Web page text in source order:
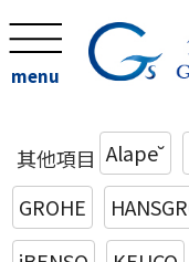
menu
其他項目 Alape˘
GROHE